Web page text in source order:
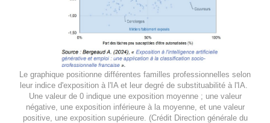
Le graphique positionne différentes familles professionnelles selon
leur indice d'exposition à l'IA et leur degré de substituabilité à l'IA.
Une valeur de 0 indique une exposition moyenne ; une valeur
négative, une exposition inférieure à la moyenne, et une valeur
positive, une exposition supérieure. (Crédit Direction générale du